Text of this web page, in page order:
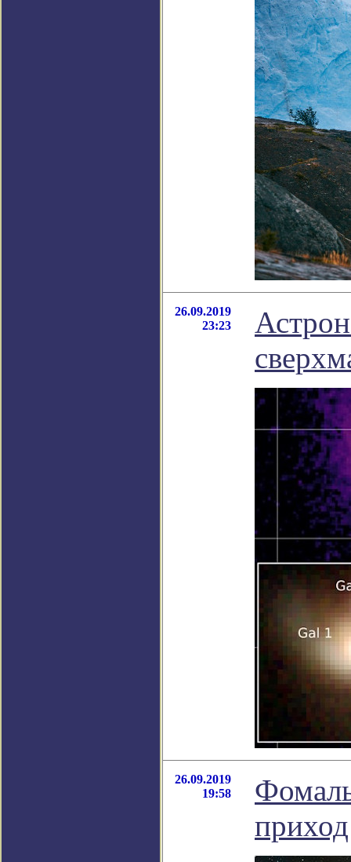
26.09.2019
23:23
26.09.2019
19:58